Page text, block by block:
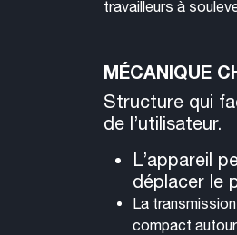
travailleurs à
MÉCANIQUE
Structure qui
de l’utilisateur.
L’appareil
déplacer le
La
compact